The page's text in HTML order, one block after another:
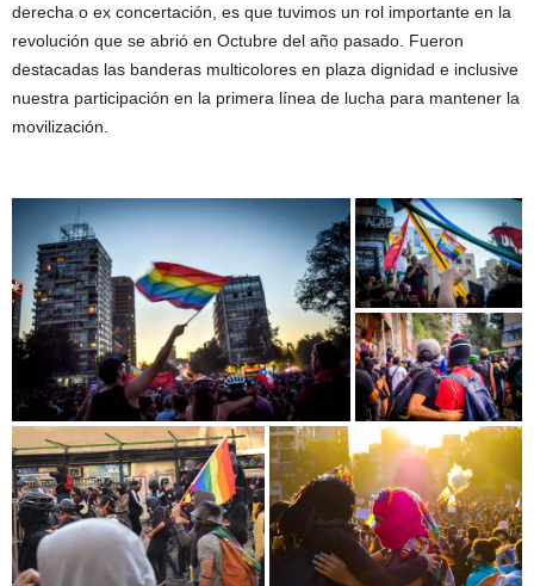
derecha o ex concertación, es que tuvimos un rol importante en la
revolución que se abrió en Octubre del año pasado. Fueron
destacadas las banderas multicolores en plaza dignidad e inclusive
nuestra participación en la primera línea de lucha para mantener la
movilización.